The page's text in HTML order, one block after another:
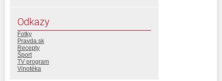
Odkazy
Fotky
Pravda.sk
Recepty
Šport
TV program
Vinotéka